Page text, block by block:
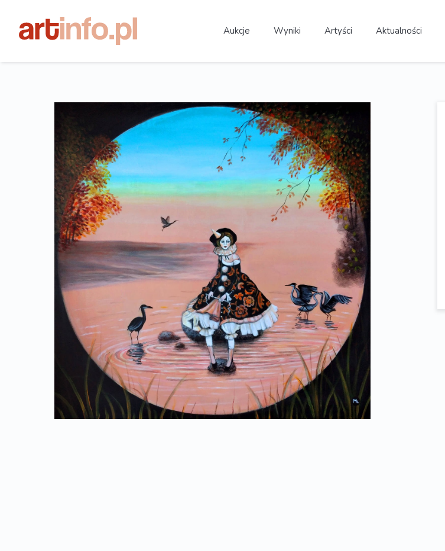
Aukcje Wyniki Artyści Aktualności